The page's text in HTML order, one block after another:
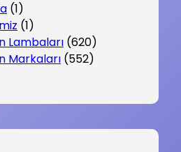
(1)
(1)
Lambaları (620)
Markaları (552)